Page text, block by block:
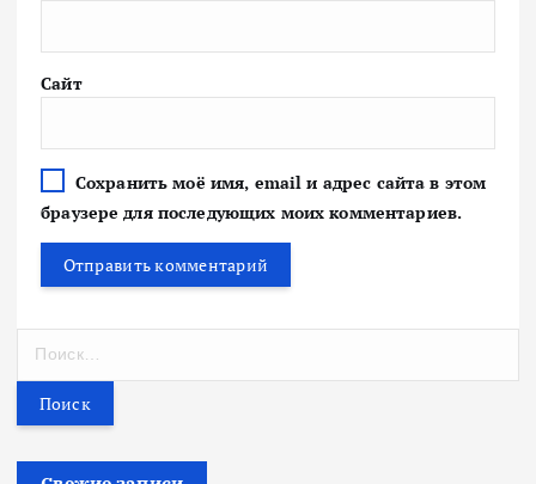
Сайт
Сохранить моё имя, email и адрес сайта в этом
браузере для последующих моих комментариев.
т